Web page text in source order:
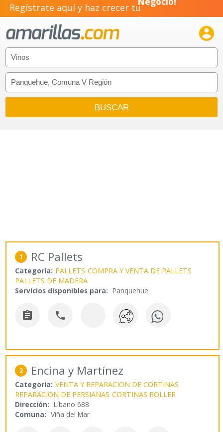
Regístrate aquí y haz crecer tuNegocio!
Emprendimiento!

1 RC Pallets
Categoría: PALLETS COMPRA Y VENTA DE PALLETS
PALLETS DE MADERA
Servicios disponibles para: Panquehue
 
2 Encina y Martínez
Categoría: VENTA Y REPARACION DE CORTINAS
REPARACION DE PERSIANAS CORTINAS ROLLER
Dirección: Líbano 688
Comuna: Viña del Mar